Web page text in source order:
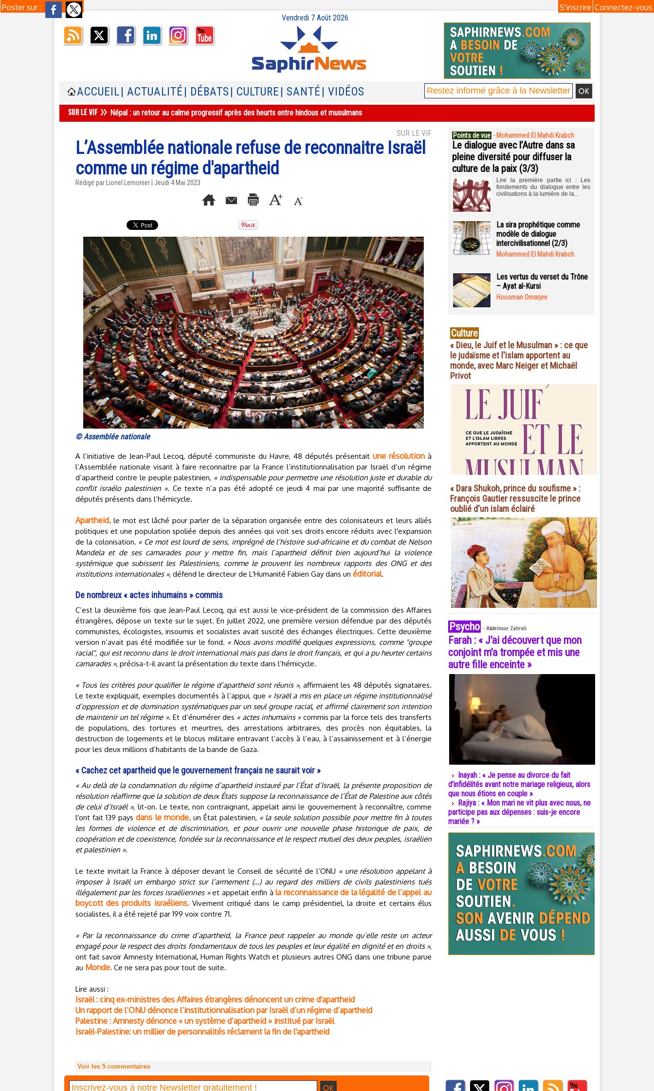
Poster sur : Connectez-vous
S'inscrire
Vendredi 7 Août 2026
ACCUEIL | ACTUALITÉ | DÉBATS | CULTURE | SANTÉ | VIDÉOS
Népal : un retour au calme progressif après des heurts entre hindous et musulmans
SUR LE VIF
L’Assemblée nationale refuse de reconnaitre Israël
comme un régime d'apartheid
Rédigé par Lionel Lemonier | Jeudi 4 Mai 2023
© Assemblée nationale
A l’initiative de Jean-Paul Lecoq, député communiste du Havre, 48 députés présentait une résolution à
l’Assemblée nationale visant à faire reconnaitre par la France l’institutionnalisation par Israël d’un régime
d’apartheid contre le peuple palestinien, « indispensable pour permettre une résolution juste et durable du
conflit israélo palestinien ». Ce texte n’a pas été adopté ce jeudi 4 mai par une majorité suffisante de
députés présents dans l’hémicycle.
Apartheid, le mot est lâché pour parler de la séparation organisée entre des colonisateurs et leurs alliés
politiques et une population spoliée depuis des années qui voit ses droits encore réduits avec l'expansion
de la colonisation. « Ce mot est lourd de sens, imprégné de l’histoire sud-africaine et du combat de Nelson
Mandela et de ses camarades pour y mettre fin, mais l’apartheid définit bien aujourd’hui la violence
systémique que subissent les Palestiniens, comme le prouvent les nombreux rapports des ONG et des
institutions internationales », défend le directeur de L'Humanité Fabien Gay dans un éditorial.
De nombreux « actes inhumains » commis
C’est la deuxième fois que Jean-Paul Lecoq, qui est aussi le vice-président de la commission des Affaires
étrangères, dépose un texte sur le sujet. En juillet 2022, une première version défendue par des députés
communistes, écologistes, insoumis et socialistes avait suscité des échanges électriques. Cette deuxième
version n’avait pas été modifiée sur le fond. « Nous avons modifié quelques expressions, comme "groupe
racial", qui est reconnu dans le droit international mais pas dans le droit français, et qui a pu heurter certains
camarades », précisa-t-il avant la présentation du texte dans l’hémicycle.
« Tous les critères pour qualifier le régime d’apartheid sont réunis », affirmaient les 48 députés signataires.
Le texte expliquait, exemples documentés à l’appui, que « Israël a mis en place un régime institutionnalisé
d’oppression et de domination systématiques par un seul groupe racial, et affirmé clairement son intention
de maintenir un tel régime ». Et d’énumérer des « actes inhumains »commis par la force tels des transferts
de populations, des tortures et meurtres, des arrestations arbitraires, des procès non équitables, la
destruction de logements et le blocus militaire entravant l’accès à l’eau, à l’assainissement et à l’énergie
pour les deux millions d’habitants de la bande de Gaza.
« Cachez cet apartheid que le gouvernement français ne saurait voir »
« Au delà de la condamnation du régime d’apartheid instauré par l’État d’Israël, la présente proposition de
résolution réaffirme que la solution de deux États suppose la reconnaissance de l’État de Palestine aux côtés
de celui d’Israël », lit-on. Le texte, non contraignant, appelait ainsi le gouvernement à reconnaître, comme
l'ont fait 139 paysdans le monde,un État palestinien, « la seule solution possible pour mettre fin à toutes
les formes de violence et de discrimination, et pour ouvrir une nouvelle phase historique de paix, de
coopération et de coexistence, fondée sur la reconnaissance et le respect mutuel des deux peuples, israélien
et palestinien ».
Le texte invitait la France à déposer devant le Conseil de sécurité de l’ONU « une résolution appelant à
imposer à Israël un embargo strict sur l’armement (…) au regard des milliers de civils palestiniens tués
illégalement par les forces israéliennes »et appelait enfin àla reconnaissance de la légalité de l’appel au
boycott des produits israéliens.Vivement critiqué dans le camp présidentiel, la droite et certains élus
socialistes, il a été rejeté par 199 voix contre 71.
« Par la reconnaissance du crime d’apartheid, la France peut rappeler au monde qu’elle reste un acteur
engagé pour le respect des droits fondamentaux de tous les peuples et leur égalité en dignité et en droits »,
ont fait savoir Amnesty International, Human Rights Watch et plusieurs autres ONG dans une tribune parue
au Monde. Ce ne sera pas pour tout de suite.
Lire aussi :
Israël : cinq ex-ministres des Affaires étrangères dénoncent un crime d'apartheid
Un rapport de l’ONU dénonce l’institutionnalisation par Israël d’un régime d’apartheid
Palestine : Amnesty dénonce « un système d’apartheid » institué par Israël
Israël-Palestine: un millier de personnalités réclament la fin de l'apartheid
Voir les 5 commentaires
Points de vue - Mohammed El Mahdi Krabch
Le dialogue avec l’Autre dans sa
pleine diversité pour diffuser la
culture de la paix (3/3)
Lire la première partie ici : Les
fondements du dialogue entre les
civilisations à la lumière de la...
La sira prophétique comme
modèle de dialogue
intercivilisationnel (2/3)
Mohammed El Mahdi Krabch
Les vertus du verset du Trône
– Ayat al-Kursi
Housman Omarjee
Culture
« Dieu, le Juif et le Musulman » : ce que
le judaïsme et l'islam apportent au
monde, avec Marc Neiger et Michaël
Privot
« Dara Shukoh, prince du soufisme » :
François Gautier ressuscite le prince
oublié d'un islam éclairé
Psycho - Abdelnour Zahrali
Farah : « J’ai découvert que mon
conjoint m’a trompée et mis une
autre fille enceinte »
Inayah : « Je pense au divorce du fait
d’infidélités avant notre mariage religieux, alors
que nous étions en couple »
Rajiya : « Mon mari ne vit plus avec nous, ne
participe pas aux dépenses : suis-je encore
mariée ? »